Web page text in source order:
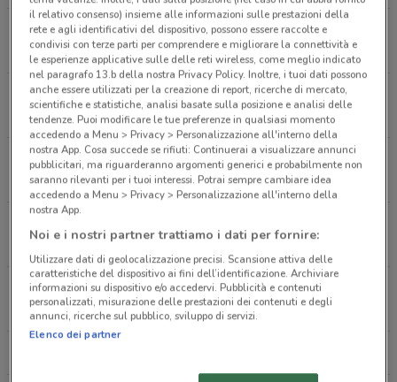
Via Guido Reni 38 Roma
903 m
Viale Delle Medaglie D'oro 217 Roma
1.9 km
Via Flaminia 189 Acqualagna
2 km
2.1 km
Via Trionfale 8179 Roma
2.3 km
il relativo consenso) insieme alle informazioni sulle prestazioni della
rete e agli identificativi del dispositivo, possono essere raccolte e
condivisi con terze parti per comprendere e migliorare la connettività e
le esperienze applicative sulle delle reti wireless, come meglio indicato
nel paragrafo 13.b della nostra Privacy Policy. Inoltre, i tuoi dati possono
anche essere utilizzati per la creazione di report, ricerche di mercato,
scientifiche e statistiche, analisi basate sulla posizione e analisi delle
tendenze. Puoi modificare le tue preferenze in qualsiasi momento
accedendo a Menu > Privacy > Personalizzazione all'interno della
nostra App. Cosa succede se rifiuti: Continuerai a visualizzare annunci
pubblicitari, ma riguarderanno argomenti generici e probabilmente non
saranno rilevanti per i tuoi interessi. Potrai sempre cambiare idea
accedendo a Menu > Privacy > Personalizzazione all'interno della
nostra App.
Noi e i nostri partner trattiamo i dati per fornire:
Utilizzare dati di geolocalizzazione precisi. Scansione attiva delle
caratteristiche del dispositivo ai fini dell’identificazione. Archiviare
informazioni su dispositivo e/o accedervi. Pubblicità e contenuti
personalizzati, misurazione delle prestazioni dei contenuti e degli
annunci, ricerche sul pubblico, sviluppo di servizi.
Elenco dei partner